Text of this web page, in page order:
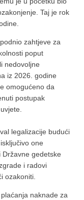
Taj je rok
zahtjeve za
poput
nedovoljne
iz 2026. godine
omogućeno da
postupak
legalizacije budući
one
gedetske
i radovi
ozakoniti.
naknade za